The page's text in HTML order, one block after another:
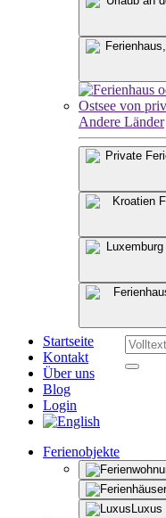
Andere Länder
Startseite
Kontakt
Über uns
Blog
Login
Ferienobjekte
Luxus